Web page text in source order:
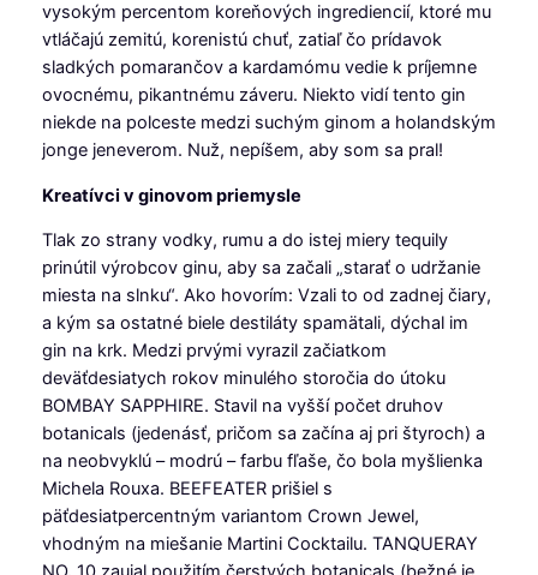
vysokým percentom koreňových ingrediencií, ktoré mu
vtláčajú zemitú, korenistú chuť, zatiaľ čo prídavok
sladkých pomarančov a kardamómu vedie k príjemne
ovocnému, pikantnému záveru. Niekto vidí tento gin
niekde na polceste medzi suchým ginom a holandským
jonge jeneverom. Nuž, nepíšem, aby som sa pral!
Kreatívci v ginovom priemysle
Tlak zo strany vodky, rumu a do istej miery tequily
prinútil výrobcov ginu, aby sa začali „starať o udržanie
miesta na slnku“. Ako hovorím: Vzali to od zadnej čiary,
a kým sa ostatné biele destiláty spamätali, dýchal im
gin na krk. Medzi prvými vyrazil začiatkom
deväťdesiatych rokov minulého storočia do útoku
BOMBAY SAPPHIRE. Stavil na vyšší počet druhov
botanicals (jedenásť, pričom sa začína aj pri štyroch) a
na neobvyklú – modrú – farbu fľaše, čo bola myšlienka
Michela Rouxa. BEEFEATER prišiel s
päťdesiatpercentným variantom Crown Jewel,
vhodným na miešanie Martini Cocktailu. TANQUERAY